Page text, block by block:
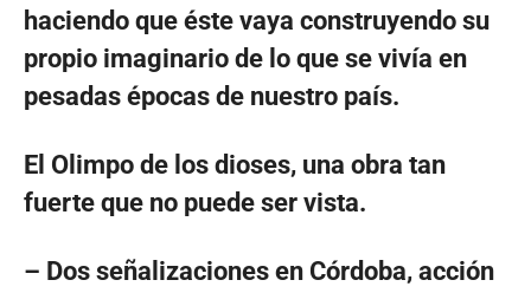
haciendo que éste vaya construyendo su
propio imaginario de lo que se vivía en
pesadas épocas de nuestro país.
El Olimpo de los dioses, una obra tan
fuerte que no puede ser vista.
– Dos señalizaciones en Córdoba, acción